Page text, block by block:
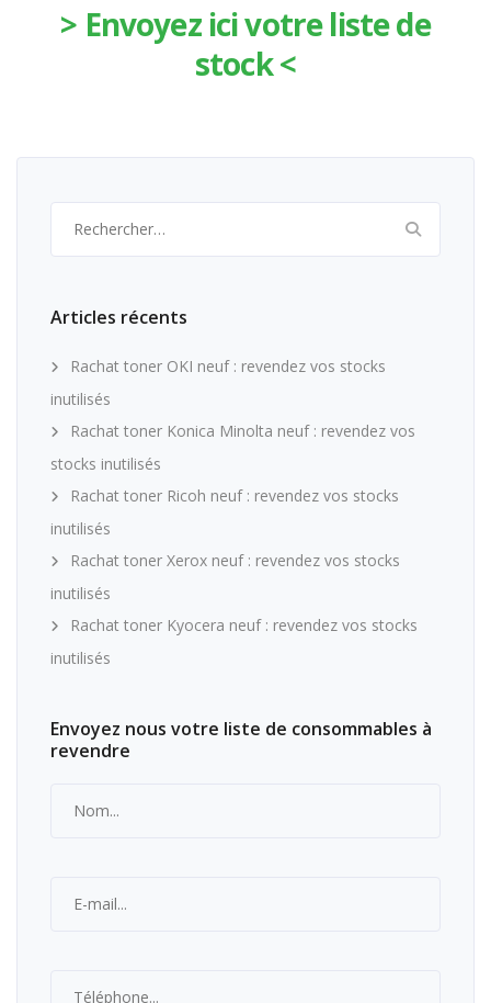
> Envoyez ici votre liste de
stock <
Articles récents
Rachat toner OKI neuf : revendez vos stocks
inutilisés
Rachat toner Konica Minolta neuf : revendez vos
stocks inutilisés
Rachat toner Ricoh neuf : revendez vos stocks
inutilisés
Rachat toner Xerox neuf : revendez vos stocks
inutilisés
Rachat toner Kyocera neuf : revendez vos stocks
inutilisés
Envoyez nous votre liste de consommables à
revendre